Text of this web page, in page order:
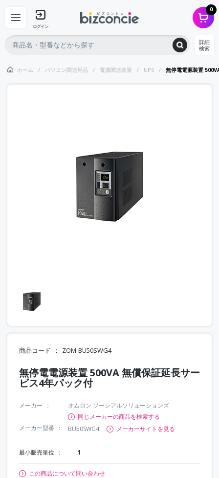
ログイン
0
詳細
検索
ホーム パソコン関連用品 電源関連装置 UPS 無停電電源装置
商品コード ZOM-BU50SWG4
無停電電源装置 500VA 無償保証延長サー
ビス4年パック付
メーカー
オムロン ソーシアルソリューションズ
同じメーカーの商品を検索する
メーカー型番
BU50SWG4 メーカーサイトを見る
最小販売単位 1
この商品について問い合わせ